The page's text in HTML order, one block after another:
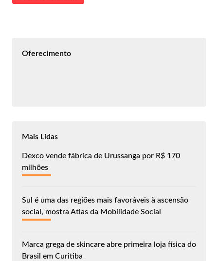
Oferecimento
Mais Lidas
Dexco vende fábrica de Urussanga por R$ 170
milhões
Sul é uma das regiões mais favoráveis à ascensão
social, mostra Atlas da Mobilidade Social
Marca grega de skincare abre primeira loja física do
Brasil em Curitiba